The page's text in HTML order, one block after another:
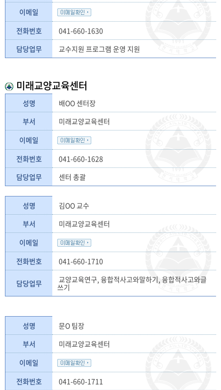
이메일
전화번호
041-660-1630
담당업무
교수지원 프로그램 운영 지원
미래교양교육센터
성명
배OO 센터장
부서
미래교양교육센터
이메일
전화번호
041-660-1628
담당업무
센터 총괄
성명
김OO 교수
부서
미래교양교육센터
이메일
전화번호
041-660-1710
담당업무
교양교육연구, 융합적사고와말하기, 융합적사고와글
쓰기
성명
문O 팀장
부서
미래교양교육센터
이메일
전화번호
041-660-1711